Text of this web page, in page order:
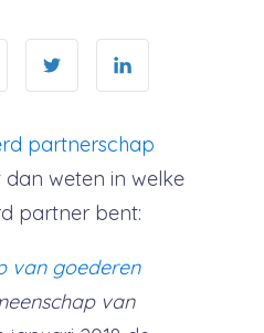
partnerschap
weten in welke
partner bent:
van goederen
van